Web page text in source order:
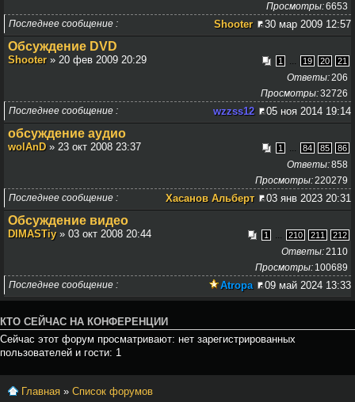
6653
Просмотры
Последнее сообщение
Shooter 30 мар 2009 12:57
Обсуждение DVD
1 ... 19 20 21
Shooter» 20 фев 2009 20:29
206
Ответы
32726
Просмотры
Последнее сообщение
wzzss12 05 ноя 2014 19:14
обсуждение аудио
1 ... 84 85 86
wolAnD» 23 окт 2008 23:37
858
Ответы
220279
Просмотры
Последнее сообщение
Хасанов Альберт 03 янв 2023 20:31
Обсуждение видео
1 ... 210 211 212
DIMASTiy» 03 окт 2008 20:44
2110
Ответы
100689
Просмотры
Последнее сообщение
Atropa 09 май 2024 13:33
КТО СЕЙЧАС НА КОНФЕРЕНЦИИ
Сейчас этот форум просматривают: нет зарегистрированных
пользователей и гости: 1
Главная » Список форумов